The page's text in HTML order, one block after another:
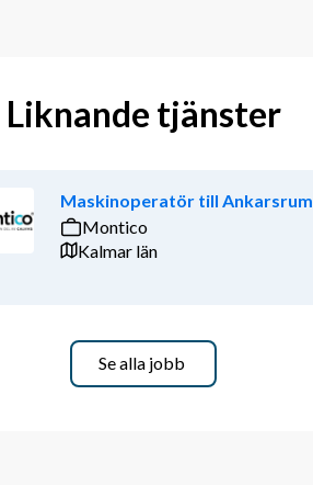
Liknande tjänster
Maskinoperatör till Ankarsrum
Montico
Kalmar län
Se alla jobb